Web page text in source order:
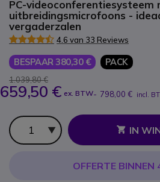
PC-videoconferentiesysteem
uitbreidingsmicrofoons -
vergaderzalen
4.6 van 33 Reviews
BESPAAR 380,30 € PACK
1.039,80 €
659,50 € ex. BTW- 798,00 € incl.
Aantal
IN
OFFERTE BINNEN